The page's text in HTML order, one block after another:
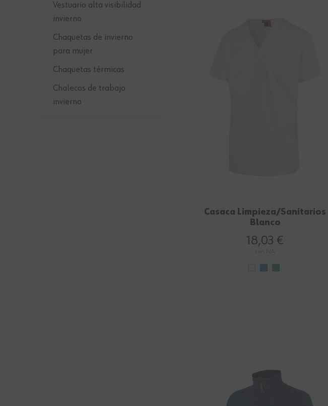
Vestuario alta visibilidad
invierno
Chaquetas de invierno
para mujer
Chaquetas térmicas
Chalecos de trabajo
invierno
Casaca Limpieza/Sanitarios
Blanco
18,03 €